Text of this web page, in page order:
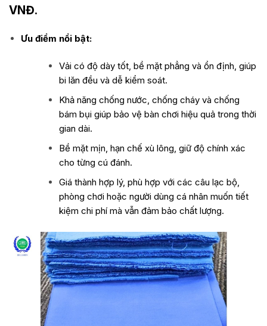
VNĐ.
Ưu điểm nổi bật:
Vải có độ dày tốt, bề mặt phẳng và ổn định, giúp
bi lăn đều và dễ kiểm soát.
Khả năng chống nước, chống cháy và chống
bám bụi giúp bảo vệ bàn chơi hiệu quả trong thời
gian dài.
Bề mặt mịn, hạn chế xù lông, giữ độ chính xác
cho từng cú đánh.
Giá thành hợp lý, phù hợp với các câu lạc bộ,
phòng chơi hoặc người dùng cá nhân muốn tiết
kiệm chi phí mà vẫn đảm bảo chất lượng.